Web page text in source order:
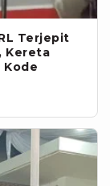
Terjepit
Kereta
Kode